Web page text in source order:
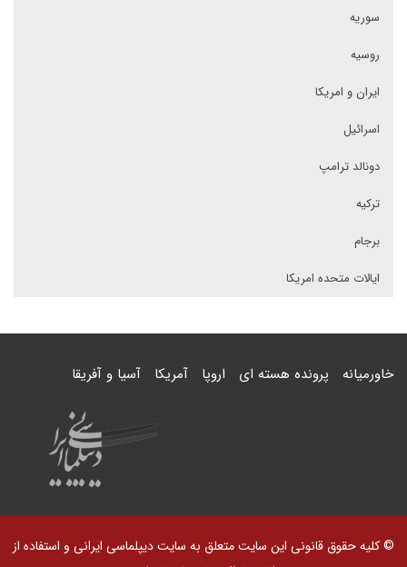
سوریه
روسیه
ایران و امریکا
اسرائیل
دونالد ترامپ
ترکیه
برجام
ایالات متحده امریکا
خاورمیانه پرونده هسته ای اروپا آمریکا آسیا و آفریقا
© کلیه حقوق قانونی این سایت متعلق به سایت دیپلماسی ایرانی و استفاده از